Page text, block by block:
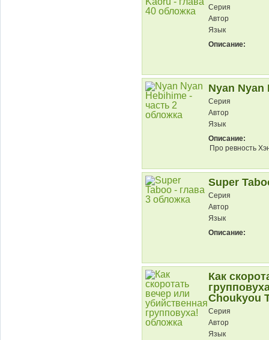
Серия
Автор
Язык
Описание:
Nyan Nyan
Серия
Автор
Язык
Описание:
Про ревность
Super
Серия
Автор
Язык
Описание:
Как
Choukyou
Серия
Автор
Язык